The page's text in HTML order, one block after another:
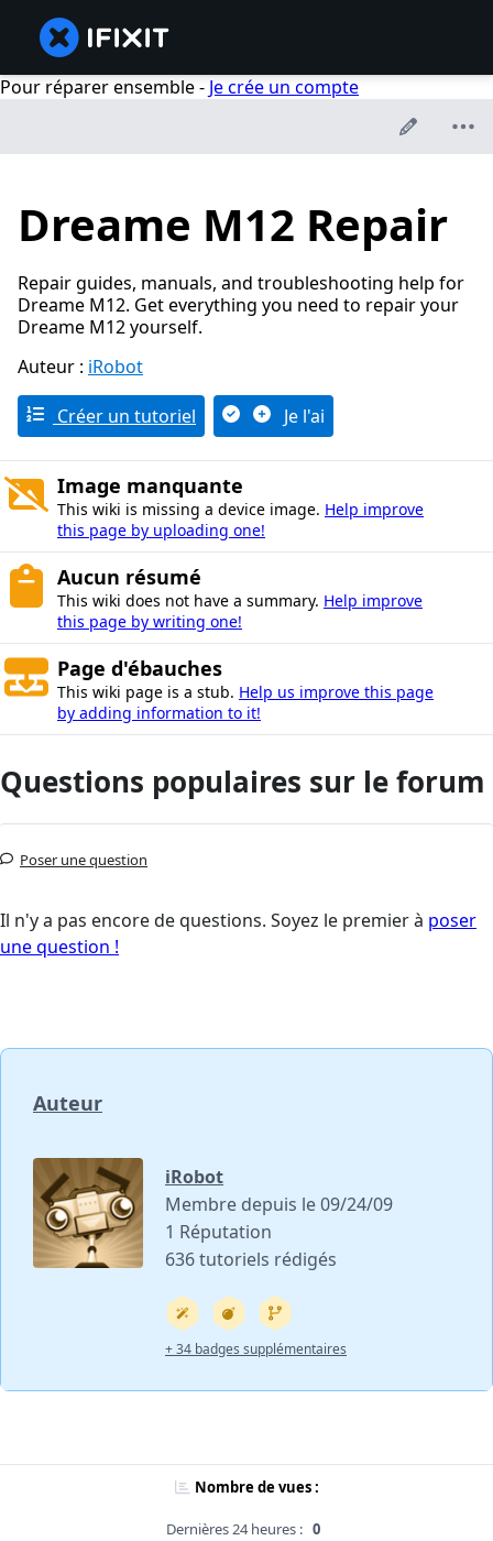
Pour réparer ensemble - Je crée un compte
Dreame M12 Repair
Repair guides, manuals, and troubleshooting help for
Dreame M12. Get everything you need to repair your
Dreame M12 yourself.
Auteur : iRobot
Créer un tutoriel Je l'ai
Image manquante
This wiki is missing a device image. Help improve
this page by uploading one!
Aucun résumé
This wiki does not have a summary. Help improve
this page by writing one!
Page d'ébauches
This wiki page is a stub. Help us improve this page
by adding information to it!
Questions populaires sur le forum
Poser une question
Il n'y a pas encore de questions. Soyez le premier à poser
une question !
Auteur
iRobot
Membre depuis le 09/24/09
1 Réputation
636 tutoriels rédigés
+ 34 badges supplémentaires
Nombre de vues :
Dernières 24 heures : 0